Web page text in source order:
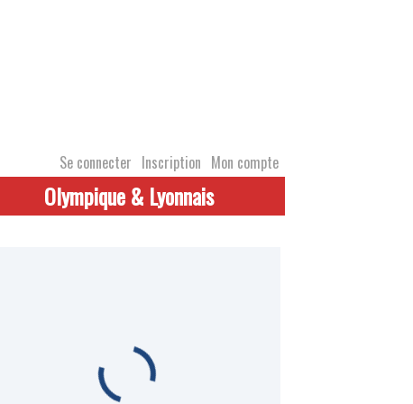
Se connecter Inscription Mon compte
Olympique & Lyonnais